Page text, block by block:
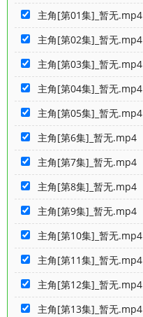
主角[第01集]_暂无.mp4
主角[第02集]_暂无.mp4
主角[第03集]_暂无.mp4
主角[第04集]_暂无.mp4
主角[第05集]_暂无.mp4
主角[第6集]_暂无.mp4
主角[第7集]_暂无.mp4
主角[第8集]_暂无.mp4
主角[第9集]_暂无.mp4
主角[第10集]_暂无.mp4
主角[第11集]_暂无.mp4
主角[第12集]_暂无.mp4
主角[第13集]_暂无.mp4